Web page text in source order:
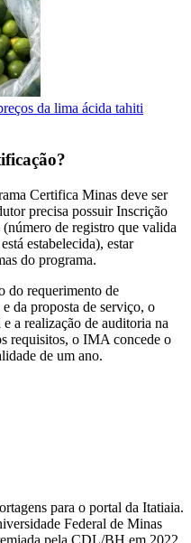
da lima ácida tahiti
Certifica Minas deve ser
precisa possuir Inscrição
de registro que valida
estabelecida), estar
do programa.
do requerimento de
da proposta de serviço, o
a realização de auditoria na
requisitos, o IMA concede o
de um ano.
para o portal da Itatiaia.
Federal de Minas
pela CDL/BH em 2022.